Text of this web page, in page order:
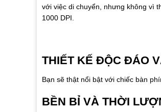
với việc di chuyển, nhưng không vì
1000 DPI.
THIẾT KẾ ĐỘC ĐÁO
Bạn sẽ thật nổi bật với chiếc bàn
BỀN BỈ VÀ THỜI